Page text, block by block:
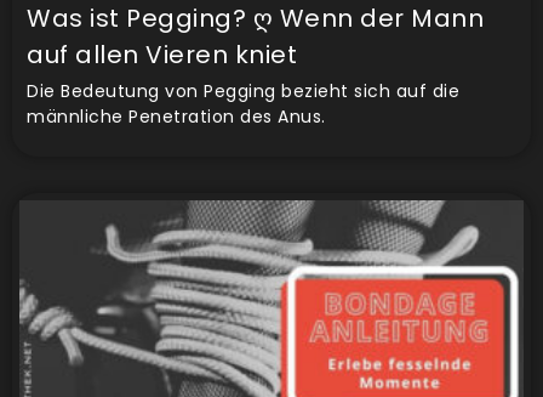
Was ist Pegging? ღ Wenn der Mann
auf allen Vieren kniet
Die Bedeutung von Pegging bezieht sich auf die
männliche Penetration des Anus.